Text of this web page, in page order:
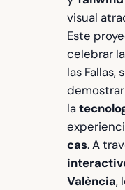
visual
Este
celebrar la
las Fallas,
la
cas. A
València,